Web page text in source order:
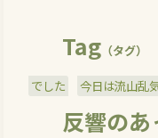
Tag（タグ）
でした 今日は流山乱
反響の